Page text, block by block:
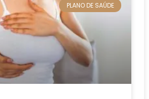
PLANO DE SAÚDE